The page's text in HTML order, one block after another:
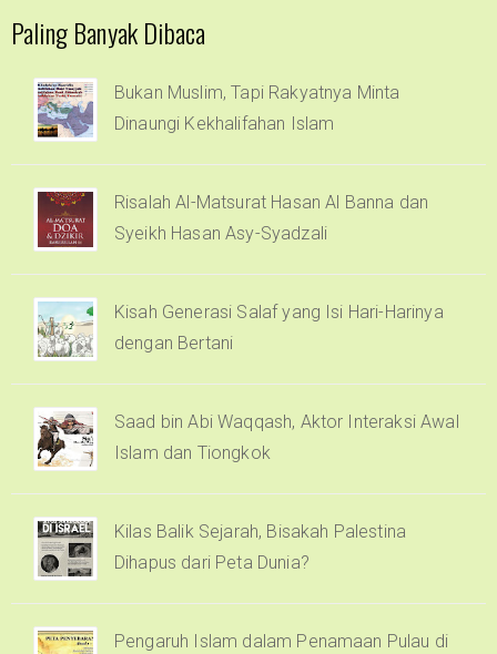
Paling Banyak Dibaca
Bukan Muslim, Tapi Rakyatnya Minta
Dinaungi Kekhalifahan Islam
Risalah Al-Matsurat Hasan Al Banna dan
Syeikh Hasan Asy-Syadzali
Kisah Generasi Salaf yang Isi Hari-Harinya
dengan Bertani
Saad bin Abi Waqqash, Aktor Interaksi Awal
Islam dan Tiongkok
Kilas Balik Sejarah, Bisakah Palestina
Dihapus dari Peta Dunia?
Pengaruh Islam dalam Penamaan Pulau di